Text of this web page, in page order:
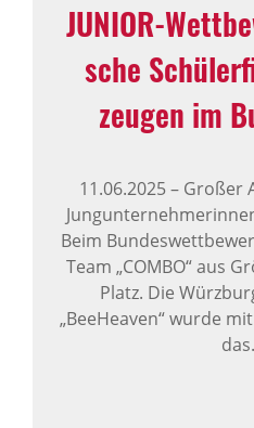
JUNIOR-
sche
zeugen im
11.06.2025– Großer
Beim
Team „COMBO“ aus
Platz. Die
„BeeHeaven“ wurde